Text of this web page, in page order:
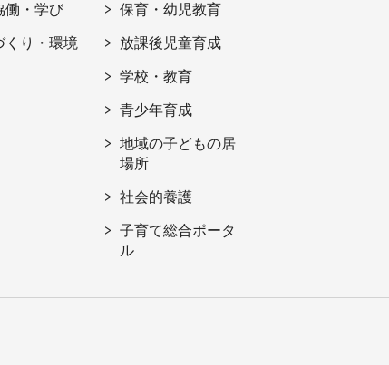
働・学び
くり・環境
保育・幼児教育
放課後児童育成
学校・教育
青少年育成
地域の子どもの居
場所
社会的養護
子育て総合ポータ
ル